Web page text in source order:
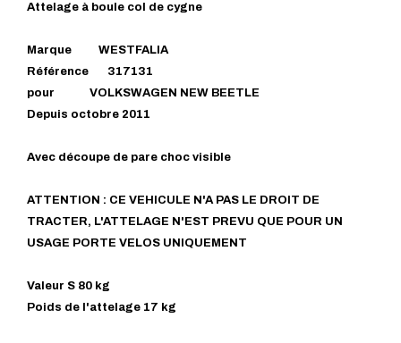
Attelage à boule col de cygne
Marque WESTFALIA
Référence 317131
pour VOLKSWAGEN NEW BEETLE
Depuis octobre 2011
Avec découpe de pare choc visible
ATTENTION : CE VEHICULE N'A PAS LE DROIT DE
TRACTER, L'ATTELAGE N'EST PREVU QUE POUR UN
USAGE PORTE VELOS UNIQUEMENT
Valeur S 80 kg
Poids de l'attelage 17 kg